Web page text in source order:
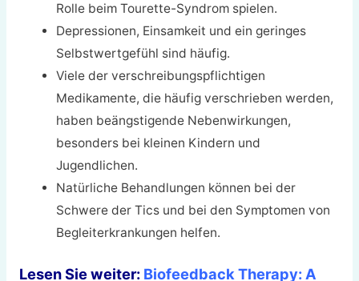
Rolle beim Tourette-Syndrom spielen.
Depressionen, Einsamkeit und ein geringes
Selbstwertgefühl sind häufig.
Viele der verschreibungspflichtigen
Medikamente, die häufig verschrieben werden,
haben beängstigende Nebenwirkungen,
besonders bei kleinen Kindern und
Jugendlichen.
Natürliche Behandlungen können bei der
Schwere der Tics und bei den Symptomen von
Begleiterkrankungen helfen.
Lesen Sie weiter: Biofeedback Therapy: A